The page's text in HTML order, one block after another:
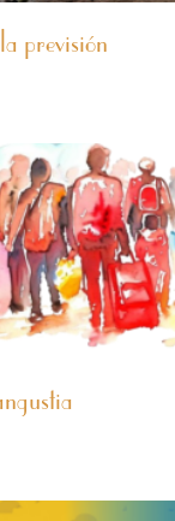
previsión